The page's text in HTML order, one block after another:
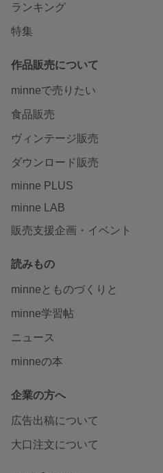
ランキング
特集
作品販売について
minneで売りたい
食品販売
ヴィンテージ販売
ダウンロード販売
minne PLUS
minne LAB
販売支援企画・イベント
読みもの
minneとものづくりと
minne学習帖
ニュース
minneの本
企業の方へ
広告出稿について
大口注文について